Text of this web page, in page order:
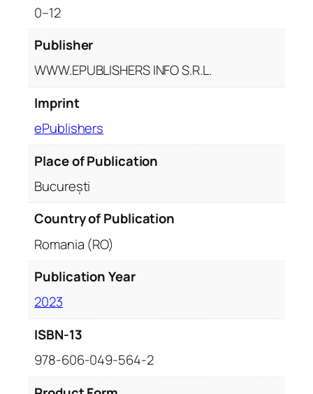
y
0–12
Publisher
WWW.EPUBLISHERS INFO S.R.L.
Imprint
ePublishers
Place of Publication
București
Country of Publication
Romania (RO)
Publication Year
2023
ISBN-13
978-606-049-564-2